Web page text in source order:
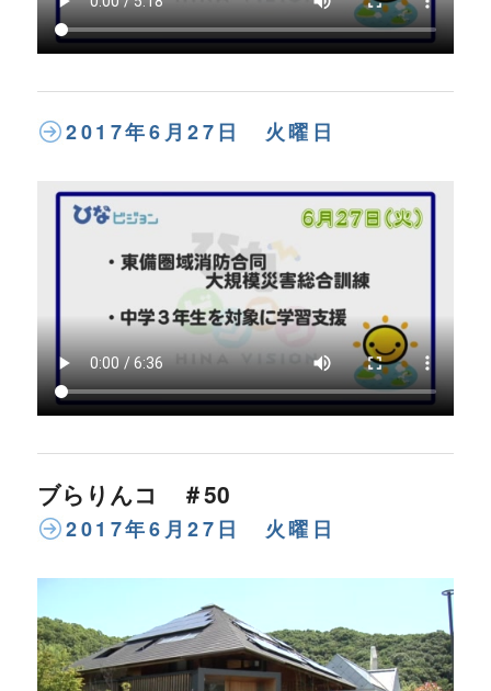
2017年6月27日 火曜日
ブらりんコ ＃50
2017年6月27日 火曜日